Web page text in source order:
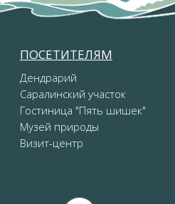
ПОСЕТИТЕЛЯМ
Дендрарий
Саралинский участок
Гостиница "Пять шишек"
Музей природы
Визит-центр